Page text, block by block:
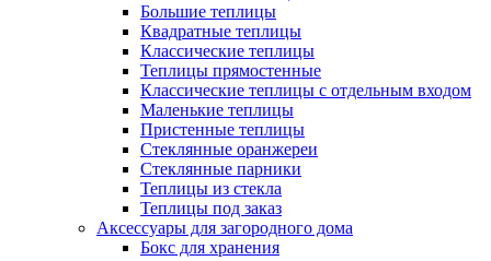
Большие теплицы
Квадратные теплицы
Классические теплицы
Теплицы прямостенные
Классические теплицы с отдельным входом
Маленькие теплицы
Пристенные теплицы
Стеклянные оранжереи
Стеклянные парники
Теплицы из стекла
Теплицы под заказ
Аксессуары для загородного дома
Бокс для хранения